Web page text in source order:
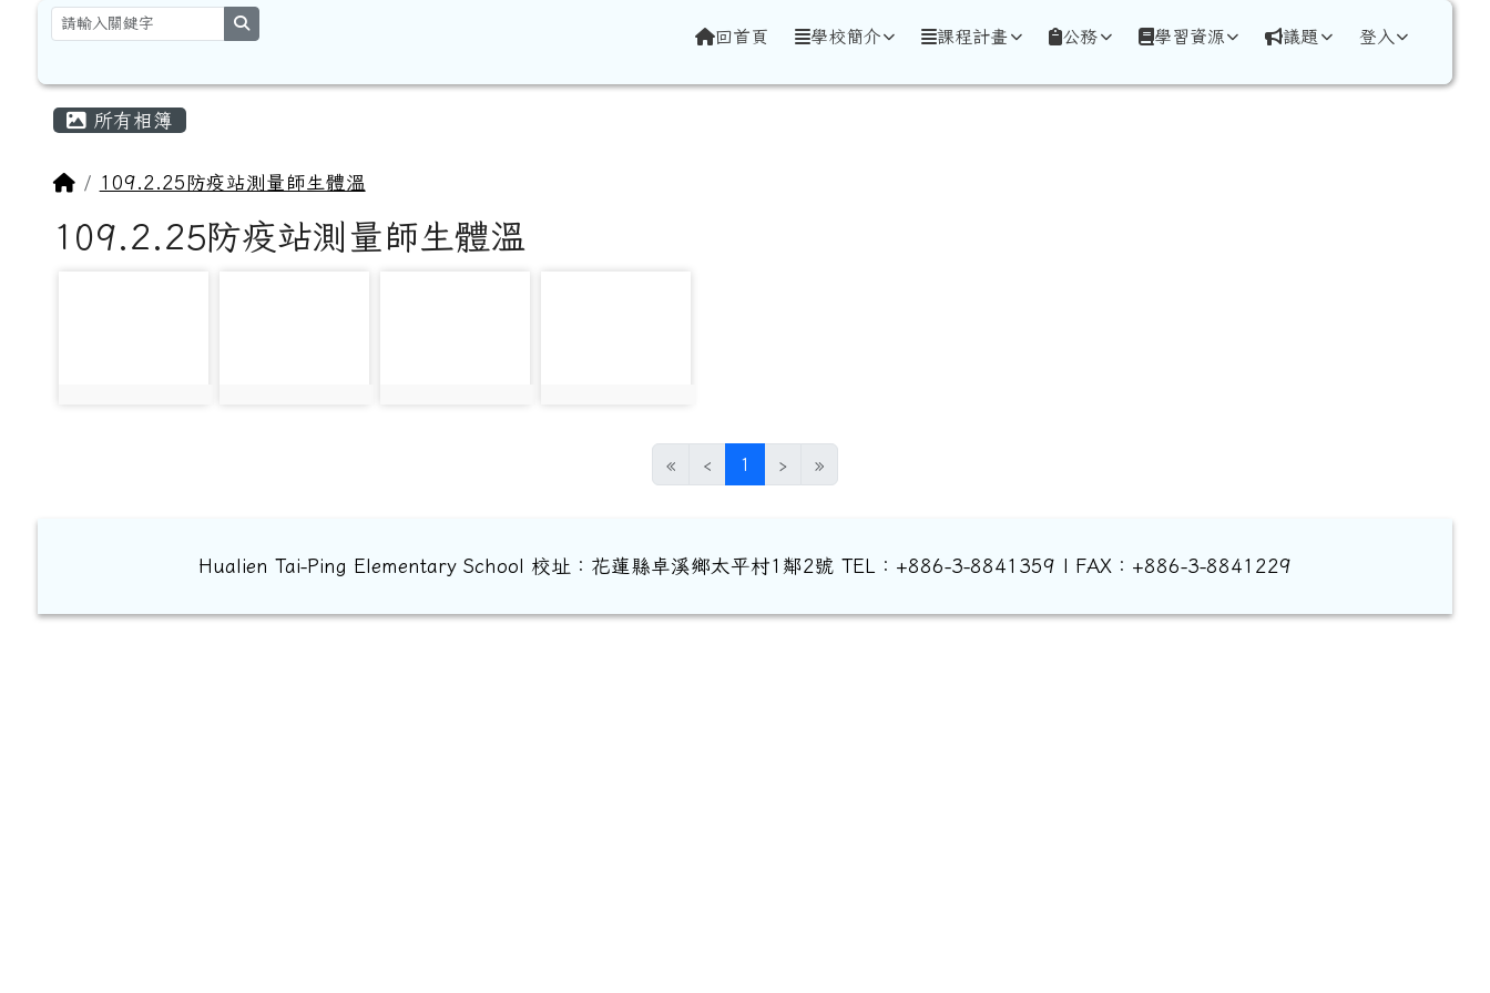
跳至主內容區
花蓮縣卓溪鄉太平國民小學全球資訊網
回首頁 學校簡介 課程計畫 公務 學習資源 議題 登入
主內容區域
所有相簿
回首頁109.2.25防疫站測量師生體溫
109.2.25防疫站測量師生體溫
« ‹ 1 (目前頁次)
› »
頁尾區域
Hualien Tai-Ping Elementary School 校址：花蓮縣卓溪鄉太平村1鄰2號 TEL：+886-3-8841359 | FAX：+886-3-8841229